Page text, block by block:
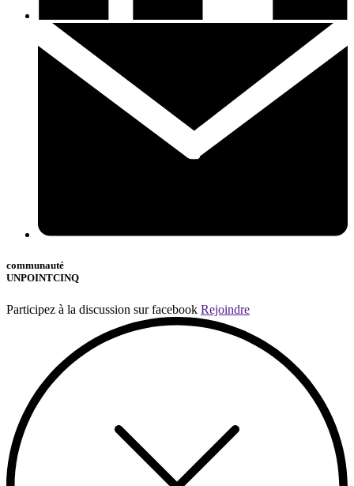
communauté
UNPOINTCINQ
Participez à la discussion sur facebook Rejoindre